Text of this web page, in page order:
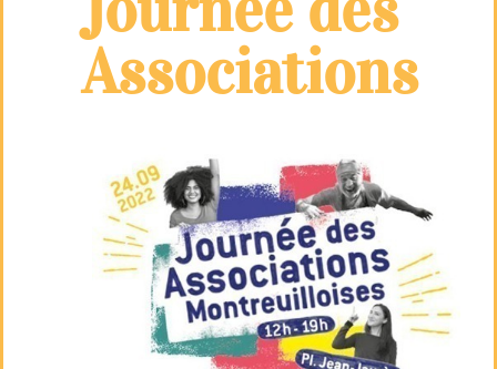
Associations